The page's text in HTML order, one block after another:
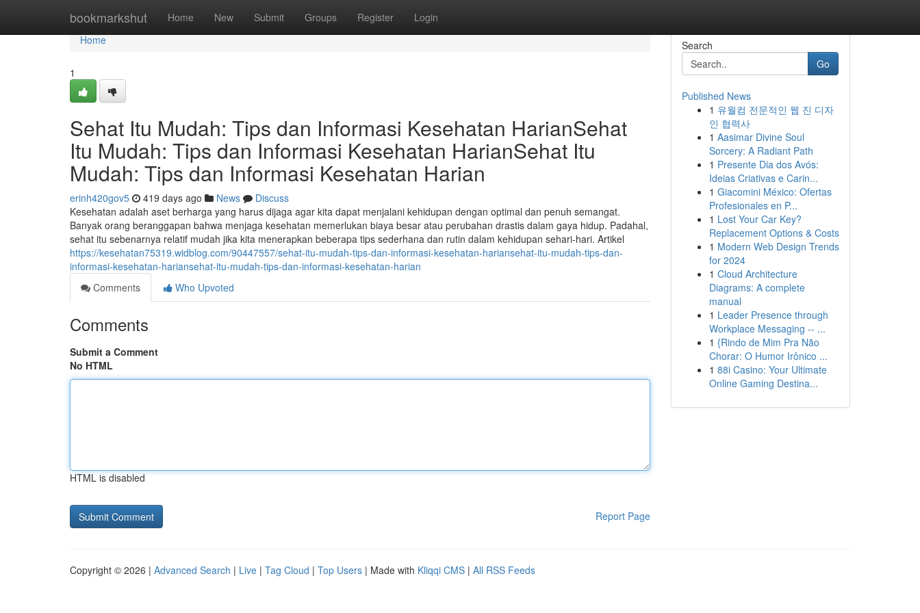
bookmarkshut Home New Submit Groups Register Login
Home
Home
1
Sehat Itu Mudah: Tips dan Informasi Kesehatan HarianSehat
Itu Mudah: Tips dan Informasi Kesehatan HarianSehat Itu
Mudah: Tips dan Informasi Kesehatan Harian
erinh420gov5 419 days ago News
Discuss
Kesehatan adalah aset berharga yang harus dijaga agar kita dapat menjalani kehidupan dengan optimal dan penuh semangat.
Banyak orang beranggapan bahwa menjaga kesehatan memerlukan biaya besar atau perubahan drastis dalam gaya hidup. Padahal,
sehat itu sebenarnya relatif mudah jika kita menerapkan beberapa tips sederhana dan rutin dalam kehidupan sehari-hari. Artikel
https://kesehatan75319.widblog.com/90447557/sehat-itu-mudah-tips-dan-informasi-kesehatan-hariansehat-itu-mudah-tips-dan-
informasi-kesehatan-hariansehat-itu-mudah-tips-dan-informasi-kesehatan-harian
Comments
Who Upvoted
Comments
Submit a Comment
No HTML
HTML is disabled
Report Page
Search
Go
Published News
1 유월컴 전문적인 웹 진 디자
인 협력사
1 Aasimar Divine Soul
Sorcery: A Radiant Path
1 Presente Dia dos Avós:
Ideias Criativas e Carin...
1 Giacomini México: Ofertas
Profesionales en P...
1 Lost Your Car Key?
Replacement Options & Costs
1 Modern Web Design Trends
for 2024
1 Cloud Architecture
Diagrams: A complete
manual
1 Leader Presence through
Workplace Messaging -- ...
1 {Rindo de Mim Pra Não
Chorar: O Humor Irônico ...
1 88i Casino: Your Ultimate
Online Gaming Destina...
Copyright © 2026 | Advanced Search | Live | Tag Cloud | Top Users | Made with Kliqqi CMS | All RSS Feeds